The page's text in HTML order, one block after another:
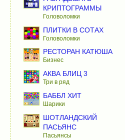
КРИПТОГРАММЫ
Головоломки
ПЛИТКИ В СОТАХ
Головоломки
РЕСТОРАН КАТЮША
Бизнес
АКВА БЛИЦ 3
Три в ряд
БАББЛ ХИТ
Шарики
ШОТЛАНДСКИЙ
ПАСЬЯНС
Пасьянсы